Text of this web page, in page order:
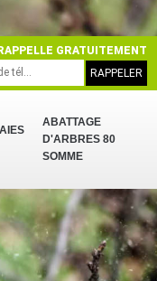
ABATTAGE
D'ARBRES 80
SOMME
GRATUITEMENT